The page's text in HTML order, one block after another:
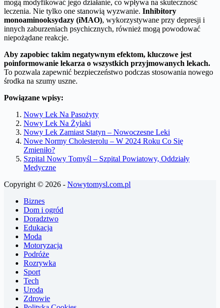
mogą modyfikować jego działanie, co wpływa na skuteczność
leczenia. Nie tylko one stanowią wyzwanie. Inhibitory
monoaminooksydazy (iMAO), wykorzystywane przy depresji i
innych zaburzeniach psychicznych, również mogą powodować
niepożądane reakcje.
Aby zapobiec takim negatywnym efektom, kluczowe jest
poinformowanie lekarza o wszystkich przyjmowanych lekach.
To pozwala zapewnić bezpieczeństwo podczas stosowania nowego
środka na szumy uszne.
Powiązane wpisy:
Nowy Lek Na Pasożyty
Nowy Lek Na Żylaki
Nowy Lek Zamiast Statyn – Nowoczesne Leki
Nowe Normy Cholesterolu – W 2024 Roku Co Się
Zmieniło?
Szpital Nowy Tomyśl – Szpital Powiatowy, Oddziały
Medyczne
Copyright © 2026 - Nowytomysl.com.pl
Biznes
Dom i ogród
Doradztwo
Edukacja
Moda
Motoryzacja
Podróże
Rozrywka
Sport
Tech
Uroda
Zdrowie